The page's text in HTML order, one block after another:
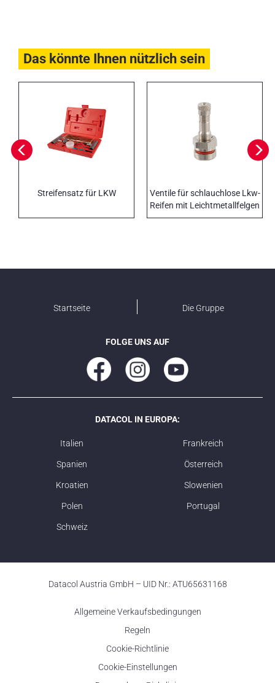
Das könnte Ihnen nützlich sein
Streifensatz für LKW
Ventile für schlauchlose Lkw-
Reifen mit Leichtmetallfelgen
Startseite Die Gruppe
FOLGE UNS AUF
DATACOL IN EUROPA:
Italien Frankreich
Spanien Österreich
Kroatien Slowenien
Polen Portugal
Schweiz
Datacol Austria GmbH – UID Nr.: ATU65631168
Allgemeine Verkaufsbedingungen
Regeln
Cookie-Richtlinie
Cookie-Einstellungen